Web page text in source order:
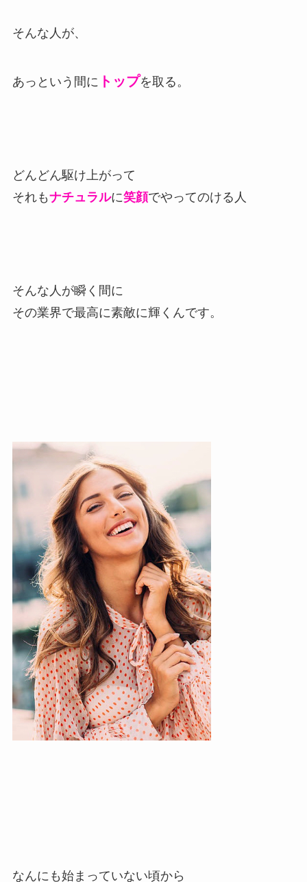
そんな人が、
あっという間に トップを取る。
どんどん駆け上がって
それもナチュラルに笑顔でやってのける人
そんな人が瞬く間に
その業界で最高に素敵に輝くんです。
なんにも始まっていない頃から